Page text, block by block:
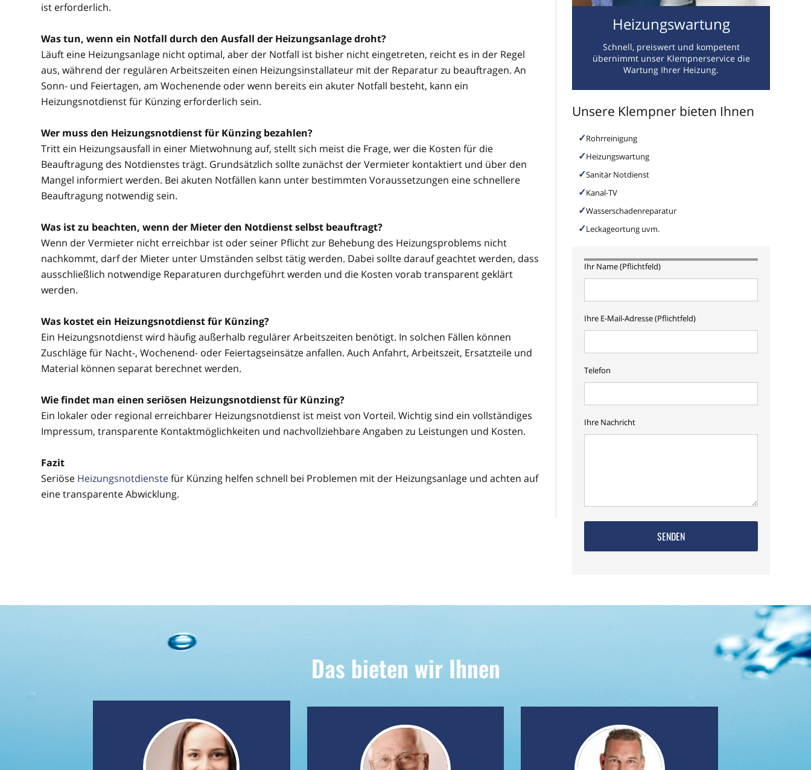
ist erforderlich.
Was tun, wenn ein Notfall durch den Ausfall der Heizungsanlage droht?
Läuft eine Heizungsanlage nicht optimal, aber der Notfall ist bisher nicht eingetreten, reicht es in der Regel
aus, während der regulären Arbeitszeiten einen Heizungsinstallateur mit der Reparatur zu beauftragen. An
Sonn- und Feiertagen, am Wochenende oder wenn bereits ein akuter Notfall besteht, kann ein
Heizungsnotdienst für Künzing erforderlich sein.
Wer muss den Heizungsnotdienst für Künzing bezahlen?
Tritt ein Heizungsausfall in einer Mietwohnung auf, stellt sich meist die Frage, wer die Kosten für die
Beauftragung des Notdienstes trägt. Grundsätzlich sollte zunächst der Vermieter kontaktiert und über den
Mangel informiert werden. Bei akuten Notfällen kann unter bestimmten Voraussetzungen eine schnellere
Beauftragung notwendig sein.
Was ist zu beachten, wenn der Mieter den Notdienst selbst beauftragt?
Wenn der Vermieter nicht erreichbar ist oder seiner Pflicht zur Behebung des Heizungsproblems nicht
nachkommt, darf der Mieter unter Umständen selbst tätig werden. Dabei sollte darauf geachtet werden, dass
ausschließlich notwendige Reparaturen durchgeführt werden und die Kosten vorab transparent geklärt
werden.
Was kostet ein Heizungsnotdienst für Künzing?
Ein Heizungsnotdienst wird häufig außerhalb regulärer Arbeitszeiten benötigt. In solchen Fällen können
Zuschläge für Nacht-, Wochenend- oder Feiertagseinsätze anfallen. Auch Anfahrt, Arbeitszeit, Ersatzteile und
Material können separat berechnet werden.
Wie findet man einen seriösen Heizungsnotdienst für Künzing?
Ein lokaler oder regional erreichbarer Heizungsnotdienst ist meist von Vorteil. Wichtig sind ein vollständiges
Impressum, transparente Kontaktmöglichkeiten und nachvollziehbare Angaben zu Leistungen und Kosten.
Fazit
Seriöse Heizungsnotdienstefür Künzing helfen schnell bei Problemen mit der Heizungsanlage und achten auf
eine transparente Abwicklung.
Heizungswartung
Schnell, preiswert und kompetent
übernimmt unser Klempnerservice die
Wartung Ihrer Heizung.
Unsere Klempner bieten Ihnen
Rohrreinigung
Heizungswartung
Sanitär Notdienst
Kanal-TV
Wasserschadenreparatur
Leckageortung uvm.
Ihr Name (Pflichtfeld)
Ihre E-Mail-Adresse (Pflichtfeld)
Telefon
Ihre Nachricht
Das bieten wir Ihnen